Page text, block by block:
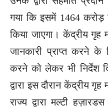
गया कि इसमें 1464
किया जाएगा। केंद्रीय गृह
जानकारी प्राप्त करने के
करने को लेकर भी निर्देश
द्वारा इस दौरान केंद्रीय
राज्य द्वारा मल्टी